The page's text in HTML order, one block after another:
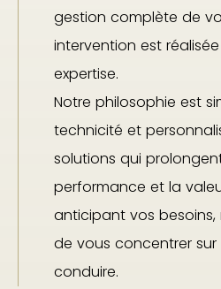
gestion complète de
intervention est
expertise.
Notre philosophie est
technicité et
solutions qui
performance et la
anticipant vos
de vous concentrer sur
conduire.